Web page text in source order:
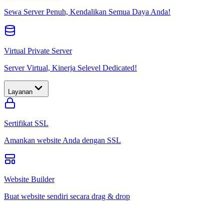
Sewa Server Penuh, Kendalikan Semua Daya Anda!
Virtual Private Server
Server Virtual, Kinerja Selevel Dedicated!
Layanan
Sertifikat SSL
Amankan website Anda dengan SSL
Website Builder
Buat website sendiri secara drag & drop